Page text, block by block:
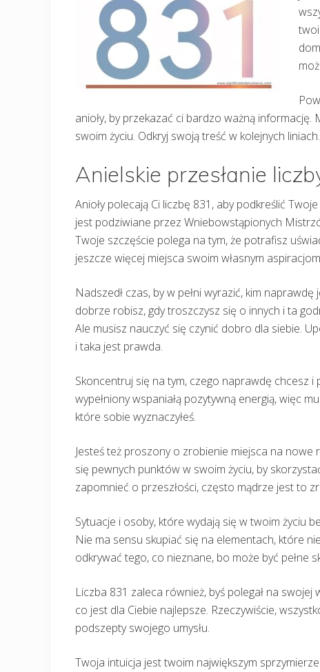
anioły, by przekazać ci bardzo ważną
swoim życiu. Odkryj swoją treść w kolejnych liniach.
Anielskie przesłanie
Anioły polecają Ci liczbę 831, aby podkreślić
jest podziwiane przez Wniebowstąpionych
Twoje szczęście polega na tym, że potrafisz
jeszcze więcej miejsca swoim własnym
Nadszedł czas, by w pełni wyrazić, kim
dobrze robisz, gdy troszczysz się o innych i ta
Ale musisz nauczyć się czynić dobro dla siebie.
i taka jest prawda.
Skoncentruj się na tym, czego naprawdę chcesz i
wypełniony wspaniałą pozytywną energią, więc
które sobie wyznaczyłeś.
Jesteś też proszony o zrobienie miejsca na nowe
się pewnych punktów w swoim życiu, by
zapomnieć o przeszłości, często mądrze jest to
Sytuacje i osoby, które wydają się w twoim życiu
Nie ma sensu skupiać się na elementach, które
odkrywać tego, co nieznane, bo może być pełne
Liczba 831 zaleca również, byś polegał na
co jest dla Ciebie najlepsze. Rzeczywiście,
podszepty swojego umysłu.
Twoja intuicja jest twoim największym